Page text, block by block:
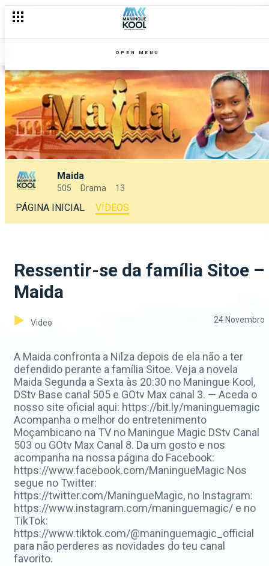
OPEN MENU
Maida
505 Drama 13
PÁGINA INICIAL VÍDEOS
Ressentir-se da família Sitoe –
Maida
Video 24 Novembro
A Maida confronta a Nilza depois de ela não a ter
defendido perante a família Sitoe. Veja a novela
Maida Segunda a Sexta às 20:30 no Maningue Kool,
DStv Base canal 505 e GOtv Max canal 3. — Aceda o
nosso site oficial aqui: https://bit.ly/maninguemagic
Acompanha o melhor do entretenimento
Moçambicano na TV no Maningue Magic DStv Canal
503 ou GOtv Max Canal 8. Da um gosto e nos
acompanha na nossa página do Facebook:
https://www.facebook.com/ManingueMagic Nos
segue no Twitter:
https://twitter.com/ManingueMagic, no Instagram:
https://www.instagram.com/maninguemagic/ e no
TikTok:
https://www.tiktok.com/@maninguemagic_official
para não perderes as novidades do teu canal
favorito.